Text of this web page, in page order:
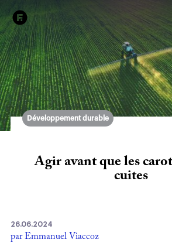
Développement durable
Agir avant que les
cuites
26.06.2024
par Emmanuel Viaccoz